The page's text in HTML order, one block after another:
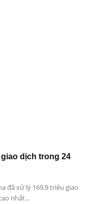
dịch trong 24
đã xử lý 169,9 triệu giao
nhất...